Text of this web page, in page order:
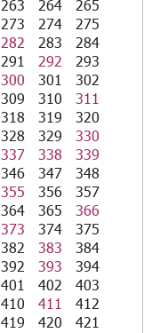
263 264
265
273 274
275
282 283
284
291 292
293
300 301
302
309 310
311
318 319
320
328 329
330
337 338
339
346 347
348
355 356
357
364 365
366
373 374
375
382 383
384
392 393
394
401 402
403
410 411
412
419 420
421